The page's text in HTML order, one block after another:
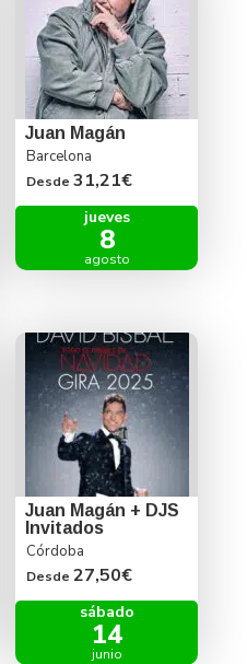
Juan Magán
Barcelona
Desde 31,21€
jueves
8
agosto
Juan Magán + DJS
Invitados
Córdoba
Desde 27,50€
sábado
14
junio